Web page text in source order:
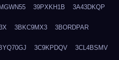
39PXKH1B 3A43DKQP
3BKC9MX3 3BORDPAR
3C9KPDQV 3CL4BSMV